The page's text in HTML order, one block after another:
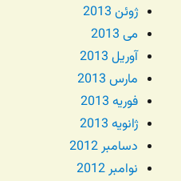
ژوئن 2013
می 2013
آوریل 2013
مارس 2013
فوریه 2013
ژانویه 2013
دسامبر 2012
نوامبر 2012